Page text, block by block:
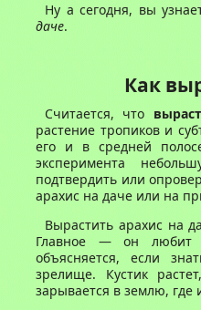
Ну а сегодня, вы
даче.
Как
Считается, что
растение тропиков и
его и в средней
эксперимента
подтвердить или
арахис на даче или на
Вырастить арахис на
Главное — он любит
объясняется, если
зрелище. Кустик
зарывается в землю,